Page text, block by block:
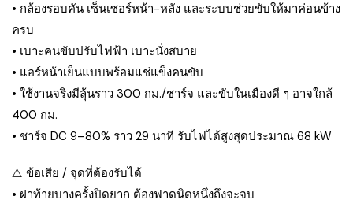
• กล้องรอบคัน เซ็นเซอร์หน้า-หลัง และระบบช่วยขับให้มาค่อนข้าง
ครบ
• เบาะคนขับปรับไฟฟ้า เบาะนั่งสบาย
• แอร์หน้าเย็นแบบพร้อมแช่แข็งคนขับ
• ใช้งานจริงมีลุ้นราว 300 กม./ชาร์จ และขับในเมืองดี ๆ อาจใกล้
400 กม.
• ชาร์จ DC 9–80% ราว 29 นาที รับไฟได้สูงสุดประมาณ 68 kW
⚠️ ข้อเสีย / จุดที่ต้องรับได้
• ฝาท้ายบางครั้งปิดยาก ต้องฟาดนิดหนึ่งถึงจะจบ